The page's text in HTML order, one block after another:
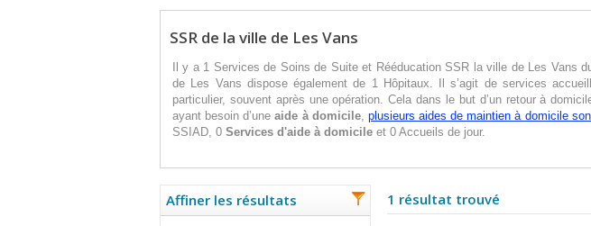
SSR de la ville de Les Vans
Il y a 1 Services de Soins de Suite et Rééducation SSR la ville de Les Vans
de Les Vans dispose également de 1 Hôpitaux. Il s’agit de services
particulier, souvent après une opération. Cela dans le but d’un retour à
ayant besoin d’uneaide à domicile, plusieurs aides de maintien à domicile
SSIAD, 0 Services d'aide à domicile et 0 Accueils de jour.
Affiner les résultats 1 résultat trouvé